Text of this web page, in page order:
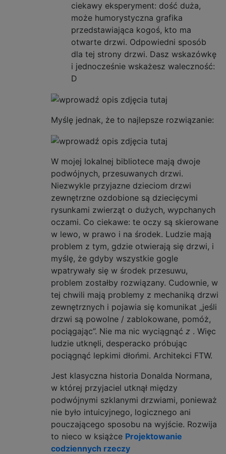
ciekawy eksperyment: dość duża,
może humorystyczna grafika
przedstawiająca kogoś, kto ma
otwarte drzwi. Odpowiedni sposób
dla tej strony drzwi. Dasz wskazówkę
i jednocześnie wskażesz waleczność:
D
Myślę jednak, że to najlepsze rozwiązanie:
W mojej lokalnej bibliotece mają dwoje
podwójnych, przesuwanych drzwi.
Niezwykle przyjazne dzieciom drzwi
zewnętrzne ozdobione są dziecięcymi
rysunkami zwierząt o dużych, wypchanych
oczami. Co ciekawe: te oczy są skierowane
w lewo, w prawo i na środek. Ludzie mają
problem z tym, gdzie otwierają się drzwi, i
myślę, że gdyby wszystkie gogle
wpatrywały się w środek przesuwu,
problem zostałby rozwiązany. Cudownie, w
tej chwili mają problemy z mechaniką drzwi
zewnętrznych i pojawia się komunikat „jeśli
drzwi są powolne / zablokowane, pomóż,
pociągając”. Nie ma nic wyciągnąć z . Więc
ludzie utknęli, desperacko próbując
pociągnąć lepkimi dłońmi. Architekci FTW.
Jest klasyczna historia Donalda Normana,
w której przyjaciel utknął między
podwójnymi szklanymi drzwiami, ponieważ
nie było intuicyjnego, logicznego ani
pouczającego sposobu na wyjście. Rozwija
to nieco w książce Projektowanie
codziennych rzeczy